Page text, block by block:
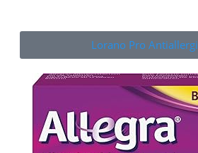
Lorano Pro